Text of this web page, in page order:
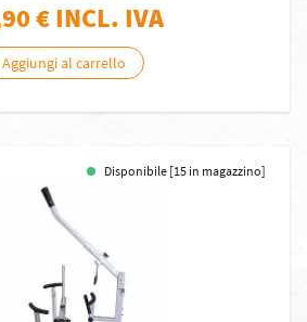
€ INCL. IVA
Aggiungi al carrello
Disponibile [15 in magazzino]